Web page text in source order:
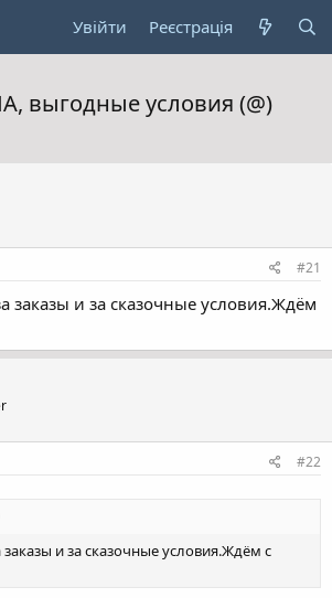
Увійти Реєстрація
выгодные условия (@)
#21
заказы и за сказочные условия.Ждём
#22
и за сказочные условия.Ждём с